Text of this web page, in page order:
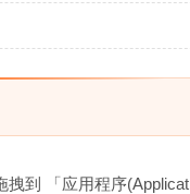
拽到 「应用程序